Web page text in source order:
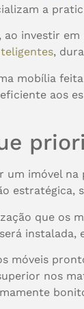
a
ao investir
,
mobília
aos
um imóvel
estratégica,
que os
instalada,
móveis
nos